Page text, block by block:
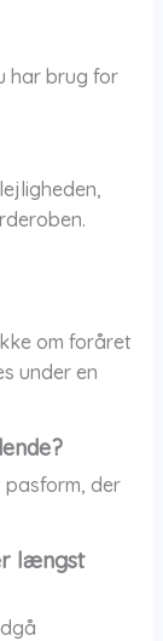
har brug for
om foråret
under en
der
længst